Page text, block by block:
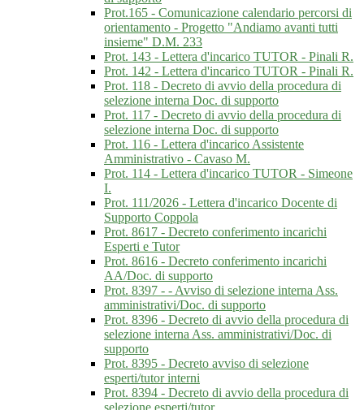
Prot.165 - Comunicazione calendario percorsi di
orientamento - Progetto "Andiamo avanti tutti
insieme" D.M. 233
Prot. 143 - Lettera d'incarico TUTOR - Pinali R.
Prot. 142 - Lettera d'incarico TUTOR - Pinali R.
Prot. 118 - Decreto di avvio della procedura di
selezione interna Doc. di supporto
Prot. 117 - Decreto di avvio della procedura di
selezione interna Doc. di supporto
Prot. 116 - Lettera d'incarico Assistente
Amministrativo - Cavaso M.
Prot. 114 - Lettera d'incarico TUTOR - Simeone
I.
Prot. 111/2026 - Lettera d'incarico Docente di
Supporto Coppola
Prot. 8617 - Decreto conferimento incarichi
Esperti e Tutor
Prot. 8616 - Decreto conferimento incarichi
AA/Doc. di supporto
Prot. 8397 - - Avviso di selezione interna Ass.
amministrativi/Doc. di supporto
Prot. 8396 - Decreto di avvio della procedura di
selezione interna Ass. amministrativi/Doc. di
supporto
Prot. 8395 - Decreto avviso di selezione
esperti/tutor interni
Prot. 8394 - Decreto di avvio della procedura di